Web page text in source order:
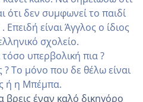
ότι δεν συμφωνεί το παιδί
είναι Άγγλος ο ίδιος
σχολείο.
τόσο υπερβολική πια ?
Το μόνο που δε θέλω είναι
ή η Μπέμπα.
έναν καλό δικηγόρο